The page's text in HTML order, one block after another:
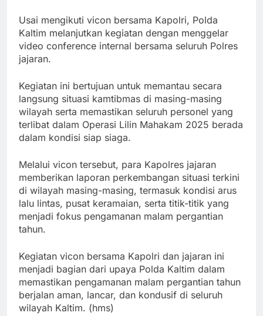
Usai mengikuti vicon bersama Kapolri, Polda
Kaltim melanjutkan kegiatan dengan menggelar
video conference internal bersama seluruh Polres
jajaran.
Kegiatan ini bertujuan untuk memantau secara
langsung situasi kamtibmas di masing-masing
wilayah serta memastikan seluruh personel yang
terlibat dalam Operasi Lilin Mahakam 2025 berada
dalam kondisi siap siaga.
Melalui vicon tersebut, para Kapolres jajaran
memberikan laporan perkembangan situasi terkini
di wilayah masing-masing, termasuk kondisi arus
lalu lintas, pusat keramaian, serta titik-titik yang
menjadi fokus pengamanan malam pergantian
tahun.
Kegiatan vicon bersama Kapolri dan jajaran ini
menjadi bagian dari upaya Polda Kaltim dalam
memastikan pengamanan malam pergantian tahun
berjalan aman, lancar, dan kondusif di seluruh
wilayah Kaltim. (hms)